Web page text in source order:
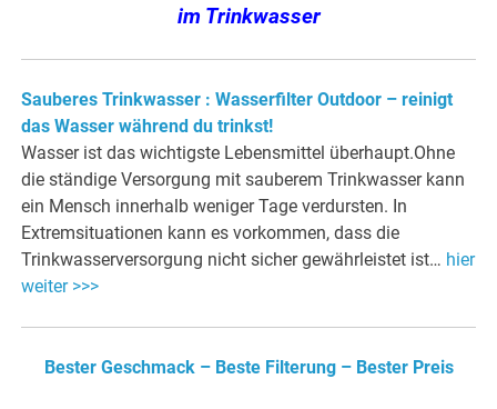
im Trinkwasser
Sauberes Trinkwasser : Wasserfilter Outdoor – reinigt
das Wasser während du trinkst!
Wasser ist das wichtigste Lebensmittel überhaupt.Ohne
die ständige Versorgung mit sauberem Trinkwasser kann
ein Mensch innerhalb weniger Tage verdursten. In
Extremsituationen kann es vorkommen, dass die
Trinkwasserversorgung nicht sicher gewährleistet ist… hier
weiter >>>
Bester Geschmack – Beste Filterung – Bester Preis